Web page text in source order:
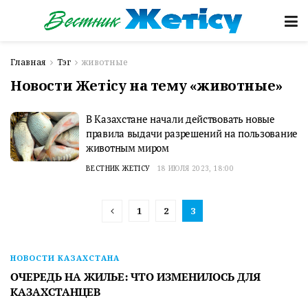
Главная Тэг животные
Новости Жетісу на тему «животные»
В Казахстане начали действовать новые
правила выдачи разрешений на пользование
животным миром
ВЕСТНИК ЖЕТІСУ 18 ИЮЛЯ 2023, 18:00
1 2 3
НОВОСТИ КАЗАХСТАНА
ОЧЕРЕДЬ НА ЖИЛЬЕ: ЧТО ИЗМЕНИЛОСЬ ДЛЯ
КАЗАХСТАНЦЕВ